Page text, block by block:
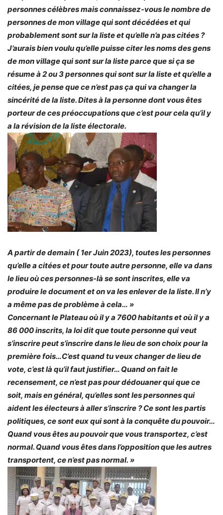
personnes célèbres mais connaissez-vous le nombre de
personnes de mon village qui sont décédées et qui
probablement sont sur la liste et qu’elle n’a pas citées ?
J’aurais bien voulu qu’elle puisse citer les noms des gens
de mon village qui sont sur la liste parce que si ça se
résume à 2 ou 3 personnes qui sont sur la liste et qu’elle a
citées, je pense que ce n’est pas ça qui va changer la
sincérité de la liste. Dites à la personne dont vous êtes
porteur de ces préoccupations que c’est pour cela qu’il y
a la révision de la liste électorale.
A partir de demain ( 1er Juin 2023), toutes les personnes
qu’elle a citées et pour toute autre personne, elle va dans
le lieu où ces personnes-là se sont inscrites, elle va
produire le document et on va les enlever de la liste. Il n’y
a même pas de problème à cela… »
Concernant le Plateau où il y a 7600 habitants et où il y a
86 000 inscrits, la loi dit que toute personne qui veut
s’inscrire peut s’inscrire dans le lieu de son choix pour la
première fois…C’est quand tu veux changer de lieu de
vote, c’est là qu’il faut justifier… Quand on fait le
recensement, ce n’est pas pour dédouaner qui que ce
soit, mais en général, qu’elles sont les personnes qui
aident les électeurs à aller s’inscrire ? Ce sont les partis
politiques, ce sont eux qui sont à la conquête du pouvoir…
Quand vous êtes au pouvoir que vous transportez, c’est
normal. Quand vous êtes dans l’opposition que les autres
transportent, ce n’est pas normal. »